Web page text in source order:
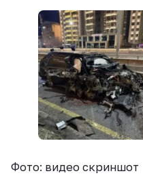
Фото: видео скриншот